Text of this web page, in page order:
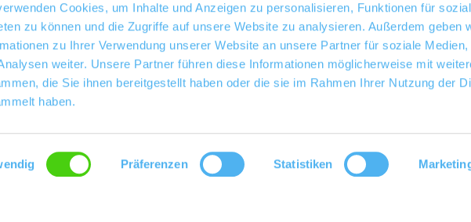
Cookies, um Inhalte und Anzeigen zu personalisieren, Funktionen für
zu können und die Zugriffe auf unsere Website zu analysieren. Außerdem geben
zu Ihrer Verwendung unserer Website an unsere Partner für soziale Medien,
weiter. Unsere Partner führen diese Informationen möglicherweise mit
die Sie ihnen bereitgestellt haben oder die sie im Rahmen Ihrer Nutzung der
haben.
Präferenzen Statistiken